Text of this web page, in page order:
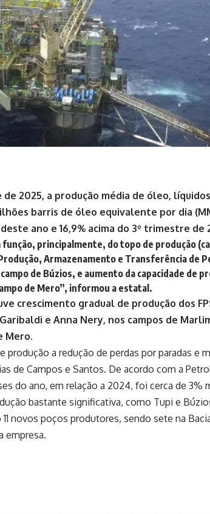
2025, a produção média de óleo,
barris de óleo equivalente por dia
ano e 16,9% acima do 3º trimestre de
principalmente, do topo de produção
Armazenamento e Transferência de
de Búzios, e aumento da capacidade de
de Mero”, informou a estatal.
crescimento gradual de produção dos
e Anna Nery, nos campos de
Mero.
produção a redução de perdas por paradas e
de Campos e Santos. De acordo com a
do ano, em relação a 2024, foi cerca de 3%
bastante significativa, como Tupi e
novos poços produtores, sendo sete na
empresa.